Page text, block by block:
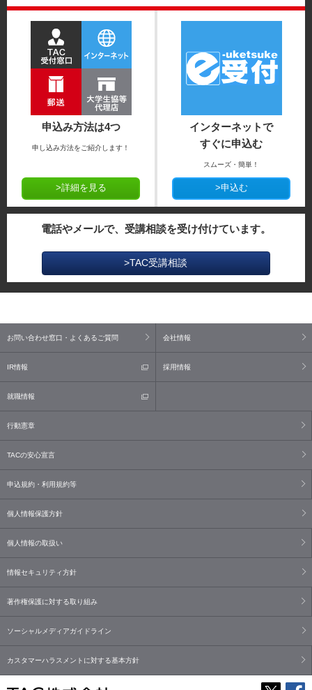
申込み方法は4つ
申し込み方法をご紹介します！
>詳細を見る
インターネットで
すぐに申込む
スムーズ・簡単！
>申込む
電話やメールで、受講相談を受け付けています。
>TAC受講相談
お問い合わせ窓口・よくあるご質問 会社情報
IR情報 採用情報
就職情報
行動憲章
TACの安心宣言
申込規約・利用規約等
個人情報保護方針
個人情報の取扱い
情報セキュリティ方針
著作権保護に対する取り組み
ソーシャルメディアガイドライン
カスタマーハラスメントに対する基本方針